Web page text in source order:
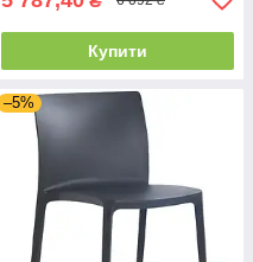
Купити
–5%